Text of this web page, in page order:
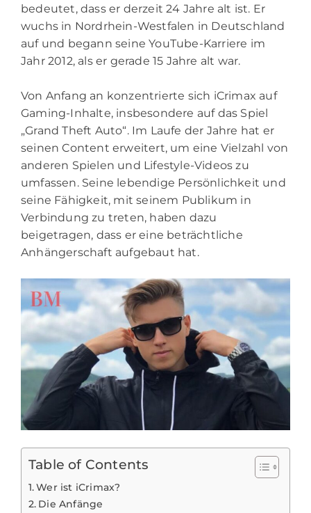
bedeutet, dass er derzeit 24 Jahre alt ist. Er
wuchs in Nordrhein-Westfalen in Deutschland
auf und begann seine YouTube-Karriere im
Jahr 2012, als er gerade 15 Jahre alt war.
Von Anfang an konzentrierte sich iCrimax auf
Gaming-Inhalte, insbesondere auf das Spiel
„Grand Theft Auto“. Im Laufe der Jahre hat er
seinen Content erweitert, um eine Vielzahl von
anderen Spielen und Lifestyle-Videos zu
umfassen. Seine lebendige Persönlichkeit und
seine Fähigkeit, mit seinem Publikum in
Verbindung zu treten, haben dazu
beigetragen, dass er eine beträchtliche
Anhängerschaft aufgebaut hat.
Table of Contents
Wer ist iCrimax?
Die Anfänge